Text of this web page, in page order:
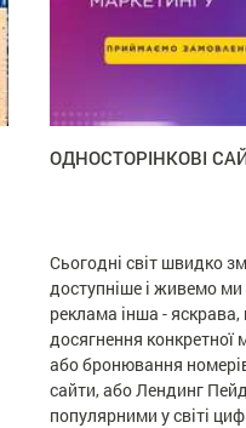
ОДНОСТОРІНКОВІ
Сьогодні світ швидко
доступніше і живемо
реклама інша - яскрава,
досягнення
або бронювання
сайти, або Лендинг
популярними у світі